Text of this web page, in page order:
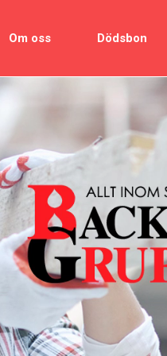
Om oss Dödsbon